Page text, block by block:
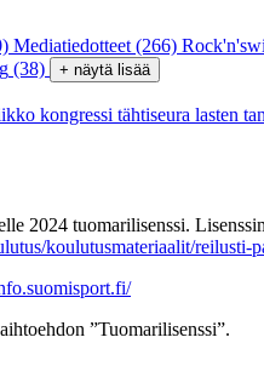
Mediatiedotteet (266)
(38) + näytä lisää
kongressi tähtiseura lasten
2024 tuomarilisenssi.
koulutusmateriaalit/reilusti-
”Tuomarilisenssi”.